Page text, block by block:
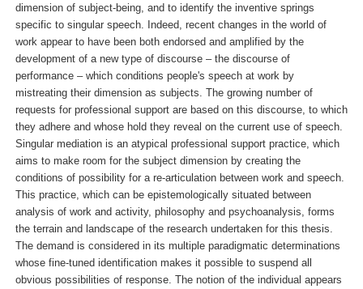
dimension of subject-being, and to identify the inventive springs
specific to singular speech. Indeed, recent changes in the world of
work appear to have been both endorsed and amplified by the
development of a new type of discourse – the discourse of
performance – which conditions people's speech at work by
mistreating their dimension as subjects. The growing number of
requests for professional support are based on this discourse, to which
they adhere and whose hold they reveal on the current use of speech.
Singular mediation is an atypical professional support practice, which
aims to make room for the subject dimension by creating the
conditions of possibility for a re-articulation between work and speech.
This practice, which can be epistemologically situated between
analysis of work and activity, philosophy and psychoanalysis, forms
the terrain and landscape of the research undertaken for this thesis.
The demand is considered in its multiple paradigmatic determinations
whose fine-tuned identification makes it possible to suspend all
obvious possibilities of response. The notion of the individual appears